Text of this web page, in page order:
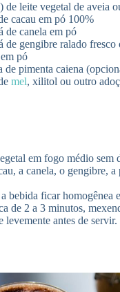
de leite vegetal de aveia
cacau em pó 100%
de canela em pó
de gengibre ralado
pó
de pimenta caiena
mel, xilitol ou outro
em fogo médio sem
a canela, o gengibre, a
bebida ficar homogênea
de 2 a 3 minutos,
levemente antes de servir.